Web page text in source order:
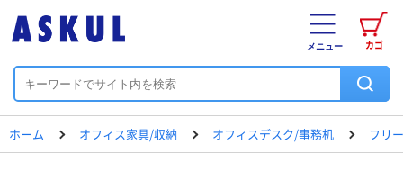
カゴ
メニュー
ホーム オフィス家具/収納 オフィスデスク/事務机 フリ